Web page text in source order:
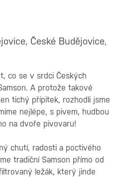
České Budějovice,
co se v srdci Českých
A protože takové
tichý přípitek, rozhodli jsme
nejlépe, s pivem, hudbou
na dvoře pivovaru!
chutí, radosti a poctivého
tradiční Samson přímo od
ležák, který jinde